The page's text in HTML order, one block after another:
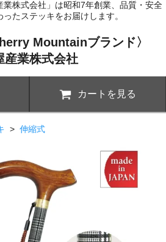
業株式会社」は昭和7年創業、品質・安全
たステッキをお届けします。
Mountainブランド〉
産業株式会社
カートを見る
> 伸縮式